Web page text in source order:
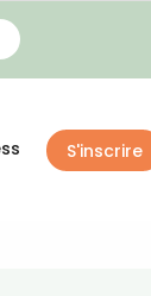
S'inscrire